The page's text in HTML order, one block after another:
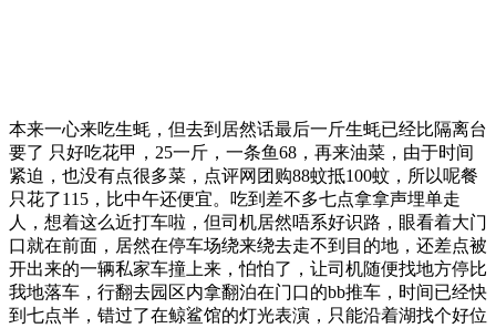
本来一心来吃生蚝，但去到居然话最后一斤生蚝已经比隔离台
要了 只好吃花甲，25一斤，一条鱼68，再来油菜，由于时间
紧迫，也没有点很多菜，点评网团购88蚊抵100蚊，所以呢餐
只花了115，比中午还便宜。吃到差不多七点拿拿声埋单走
人，想着这么近打车啦，但司机居然唔系好识路，眼看着大门
口就在前面，居然在停车场绕来绕去走不到目的地，还差点被
开出来的一辆私家车撞上来，怕怕了，让司机随便找地方停比
我地落车，行翻去园区内拿翻泊在门口的bb推车，时间已经快
到七点半，错过了在鲸鲨馆的灯光表演，只能沿着湖找个好位